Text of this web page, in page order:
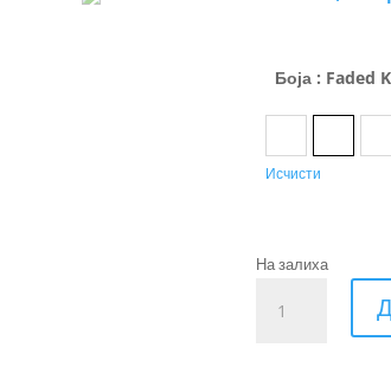
Боја: Faded
Исчисти
На залиха
AllTrail
универзален